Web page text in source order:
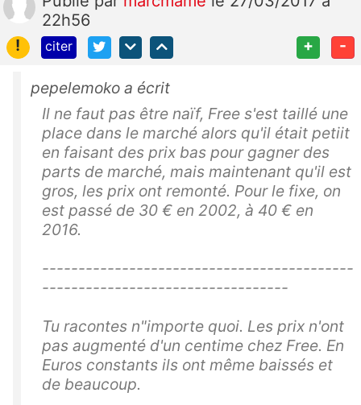
22h56
!
citer + -
pepelemoko a écrit
Il ne faut pas être naïf, Free s'est taillé une
place dans le marché alors qu'il était petiit
en faisant des prix bas pour gagner des
parts de marché, mais maintenant qu'il est
gros, les prix ont remonté. Pour le fixe, on
est passé de 30 € en 2002, à 40 € en
2016.
-------------------------------------------
----------------------------------
Tu racontes n"importe quoi. Les prix n'ont
pas augmenté d'un centime chez Free. En
Euros constants ils ont même baissés et
de beaucoup.